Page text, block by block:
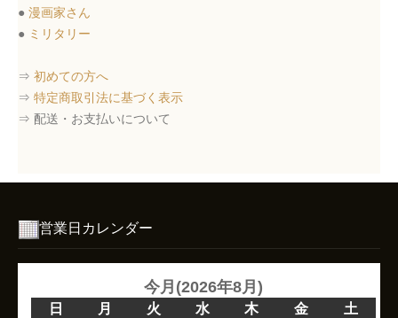
● 漫画家さん
● ミリタリー
⇒ 初めての方へ
⇒ 特定商取引法に基づく表示
⇒ 配送・お支払いについて
営業日カレンダー
今月(2026年8月)
日 月 火 水 木 金
土